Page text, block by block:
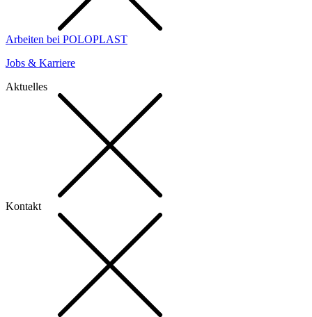
Arbeiten bei POLOPLAST
Jobs & Karriere
Aktuelles
Kontakt